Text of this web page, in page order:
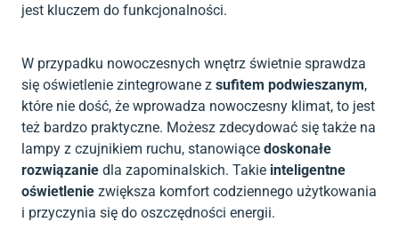
jest kluczem do funkcjonalności.
W przypadku nowoczesnych wnętrz świetnie sprawdza
się oświetlenie zintegrowane z sufitem podwieszanym,
które nie dość, że wprowadza nowoczesny klimat, to jest
też bardzo praktyczne. Możesz zdecydować się także na
lampy z czujnikiem ruchu, stanowiące doskonałe
rozwiązanie dla zapominalskich. Takie inteligentne
oświetlenie zwiększa komfort codziennego użytkowania
i przyczynia się do oszczędności energii.